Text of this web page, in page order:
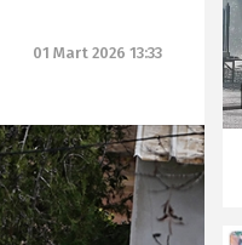
01 Mart 2026 13:33